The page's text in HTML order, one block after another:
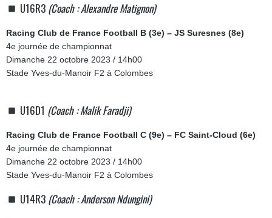
U16R3 (Coach : Alexandre Matignon)
Racing Club de France Football B (3e) – JS Suresnes (8e)
4e journée de championnat
Dimanche 22 octobre 2023 / 14h00
Stade Yves-du-Manoir F2 à Colombes
U16D1 (Coach : Malik Faradji)
Racing Club de France Football C (9e) – FC Saint-Cloud (6e)
4e journée de championnat
Dimanche 22 octobre 2023 / 14h00
Stade Yves-du-Manoir F2 à Colombes
U14R3 (Coach : Anderson Ndungini)